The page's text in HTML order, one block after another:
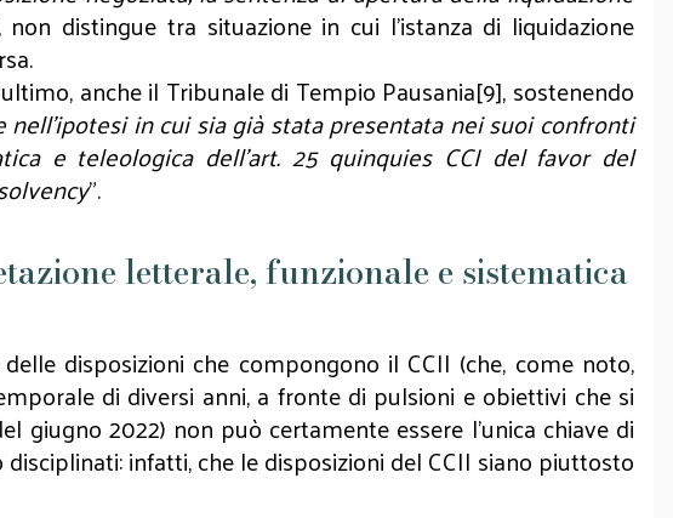
non distingue tra situazione in cui l'istanza di liquidazione
anche il Tribunale di Tempio Pausania[9], sostenendo
in cui sia già stata presentata nei suoi confronti
e teleologica dell'art. 25 quinquies CCI del favor del
".
letterale, funzionale e sistematica
disposizioni che compongono il CCII (che, come noto,
di diversi anni, a fronte di pulsioni e obiettivi che si
2022) non può certamente essere l'unica chiave di
infatti, che le disposizioni del CCII siano piuttosto